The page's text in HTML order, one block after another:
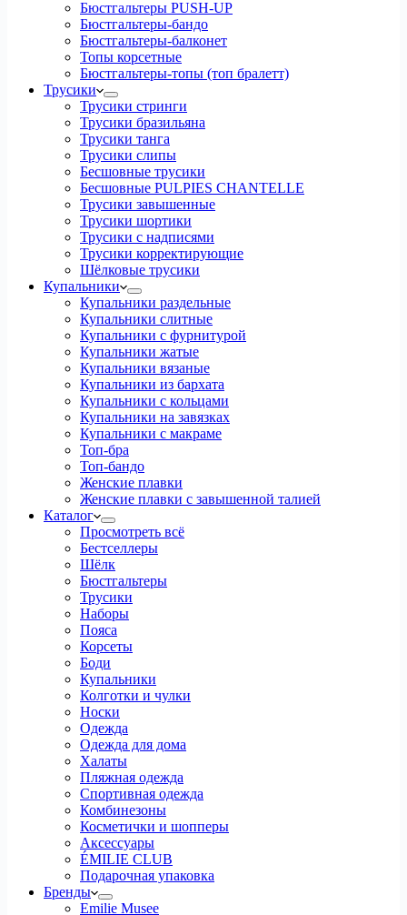
Бюстгальтеры PUSH-UP
Бюстгальтеры-бандо
Бюстгальтеры-балконет
Топы корсетные
Бюстгальтеры-топы (топ бралетт)
Трусики
Трусики стринги
Трусики бразильяна
Трусики танга
Трусики слипы
Бесшовные трусики
Бесшовные PULPIES CHANTELLE
Трусики завышенные
Трусики шортики
Трусики с надписями
Трусики корректирующие
Шёлковые трусики
Купальники
Купальники раздельные
Купальники слитные
Купальники с фурнитурой
Купальники жатые
Купальники вязаные
Купальники из бархата
Купальники с кольцами
Купальники на завязках
Купальники с макраме
Топ-бра
Топ-бандо
Женские плавки
Женские плавки с завышенной талией
Каталог
Просмотреть всё
Бестселлеры
Шёлк
Бюстгальтеры
Трусики
Наборы
Пояса
Корсеты
Боди
Купальники
Колготки и чулки
Носки
Одежда
Одежда для дома
Халаты
Пляжная одежда
Спортивная одежда
Комбинезоны
Косметички и шопперы
Аксессуары
ÉMILIE CLUB
Подарочная упаковка
Бренды
Emilie Musee